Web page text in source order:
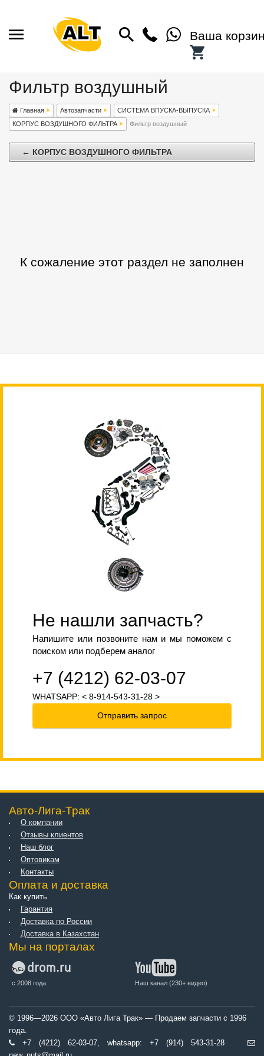
Ваша
Фильтр воздушный
Главная Автозапчасти
СИСТЕМА ВПУСКА-ВЫПУСКА
КОРПУС ВОЗДУШНОГО ФИЛЬТРА
Фильтр воздушный
← КОРПУС ВОЗДУШНОГО ФИЛЬТРА
К сожаление этот раздел не заполнен
Не нашли запчасть?
Напишите или позвоните нам и мы поможем с
поиском или подберем аналог
+7 (4212) 62-03-07
WHATSAPP: < 8-914-543-31-28 >
Отправить запрос
Авто-Лига-Трак
О компании
Отзывы клиентов
Наш блог
Оптовикам
Контакты
Оплата и доставка
Как купить
Гарантия
Доставка по России
Доставка в Казахстан
Мы на порталах
с 2008 года. Наш канал (230+ видео)
© 1996—2026 ООО «Авто Лига Трак» — Продаем запчасти с 1996
года.
+7 (4212) 62-03-07, whatsapp: +7 (914) 543-31-28